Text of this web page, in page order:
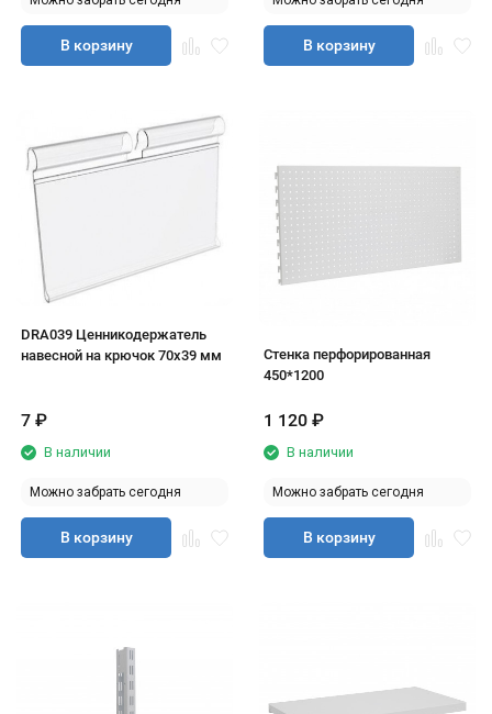
В корзину В корзину
DRA039 Ценникодержатель
навесной на крючок 70х39 мм
7 ₽
В наличии
Можно забрать сегодня
В корзину
Стенка перфорированная
450*1200
1 120 ₽
В наличии
Можно забрать сегодня
В корзину